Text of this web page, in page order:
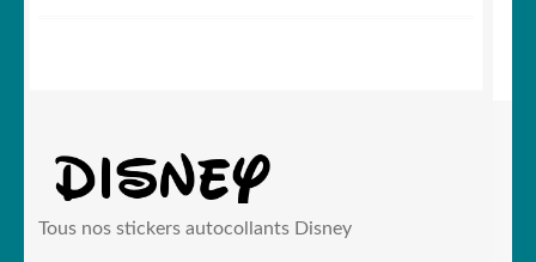
Tous nos stickers autocollants Disney